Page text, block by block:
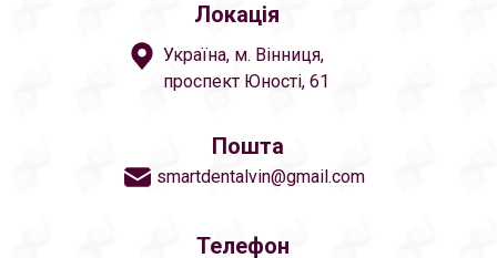
Локація
Пошта
Телефон
Україна, м. Вінниця,
проспект Юності, 61
smartdentalvin@gmail.com